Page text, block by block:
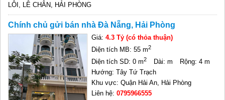
LÔI, LÊ CHÂN, HẢI PHÒNG
Chính chủ gửi bán nhà Đà Nẵng, Hải Phòng
Giá:4.3 Tỷ (có thỏa thuận)
Diện tích MB: 55 m2
Diện tích SD: 0 m2 Dài: m
Rộng: 4 m
Hướng: Tây Tứ Trạch
Khu vực: Quận Hải An, Hải Phòng
Liên hệ:0795966555